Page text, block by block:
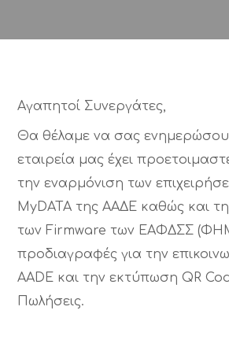
Αγαπητοί Συνεργάτες,
Θα θέλαμε να σας
εταιρεία μας έχει
την εναρμόνιση των
MyDATA της ΑΑΔΕ καθώς και
των Firmware των ΕΑΦΔΣΣ
προδιαγραφές για την
AADE και την εκτύπωση QR
Πωλήσεις.